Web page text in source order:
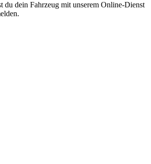
du dein Fahrzeug mit unserem Online-Dienst